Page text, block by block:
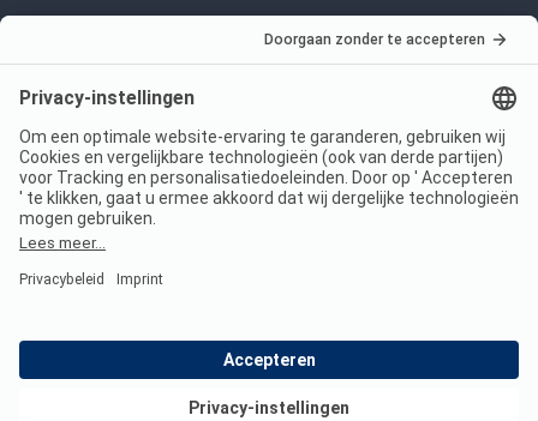
Imprint
Jouw privacy
Voorwaarden
Wet digitale diensten